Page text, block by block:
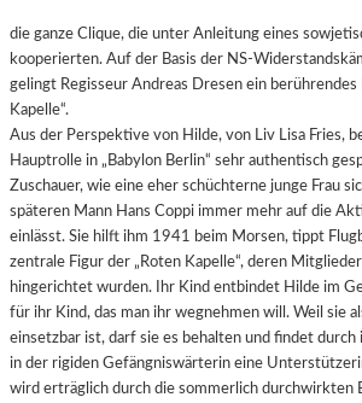
die ganze Clique, die unter Anleitung eines
kooperierten. Auf der Basis der NS-
gelingt Regisseur Andreas Dresen ein
Kapelle“.
Aus der Perspektive von Hilde, von Liv Lisa Fries,
Hauptrolle in „Babylon Berlin“ sehr authentisch
Zuschauer, wie eine eher schüchterne junge Frau
späteren Mann Hans Coppi immer mehr auf die
einlässt. Sie hilft ihm 1941 beim Morsen, tippt
zentrale Figur der „Roten Kapelle“, deren
hingerichtet wurden. Ihr Kind entbindet Hilde im
für ihr Kind, das man ihr wegnehmen will. Weil sie
einsetzbar ist, darf sie es behalten und findet
in der rigiden Gefängniswärterin eine
wird erträglich durch die sommerlich durchwirkten